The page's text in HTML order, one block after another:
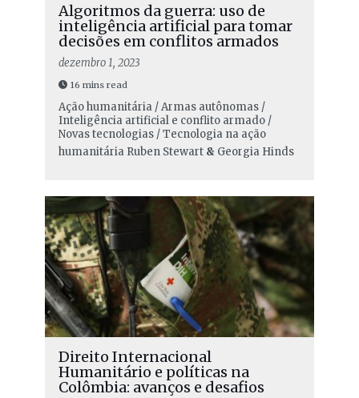
Algoritmos da guerra: uso de
inteligência artificial para tomar
decisões em conflitos armados
dezembro 1, 2023
16 mins read
Ação humanitária / Armas autônomas /
Inteligência artificial e conflito armado /
Novas tecnologias / Tecnologia na ação
humanitária Ruben Stewart& Georgia Hinds
Direito Internacional
Humanitário e políticas na
Colômbia: avanços e desafios